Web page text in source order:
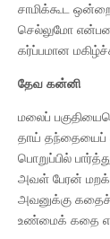
சாமிக்கூட
செல்லுமோ
கர்ப்பமான
தேவ கன்னி
மலைப்
தாய் தந்தையைப்
பொறுப்பில்
அவள் பேரன்
அவனுக்கு
உண்மைக் கதை